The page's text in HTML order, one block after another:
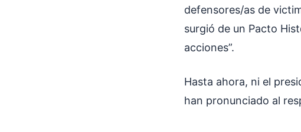
defensores/as de
surgió de un Pacto
acciones”.
Hasta ahora, ni el
han pronunciado al